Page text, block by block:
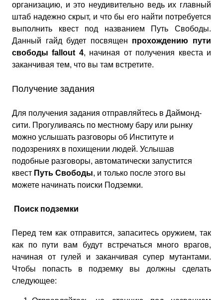
организацию, и это неудивительно ведь их главный
штаб надежно скрыт, и что бы его найти потребуется
выполнить квест под названием Путь Свободы.
Данный гайд будет посвящен прохождению пути
свободы fallout 4, начиная от получения квеста и
заканчивая тем, что вы там встретите.
Получение задания
Для получения задания отправляйтесь в Даймонд-
сити. Прогуливаясь по местному бару или рынку
можно услышать разговоры об Институте и
подозрениях в похищении людей. Услышав
подобные разговоры, автоматически запустится
квест Путь Свободы, и только после этого вы
можете начинать поиски Подземки.
Поиск подземки
Перед тем как отправится, запаситесь оружием, так
как по пути вам будут встречаться много врагов,
начиная от гулей и заканчивая супер мутантами.
Чтобы попасть в подземку вы должны сделать
следующее: